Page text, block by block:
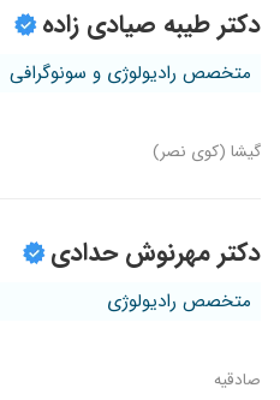
دکتر طیبه صیادی زاده
متخصص رادیولوژی و سونوگرافی
گیشا (کوی نصر)
دکتر مهرنوش حدادی
متخصص رادیولوژی
صادقیه